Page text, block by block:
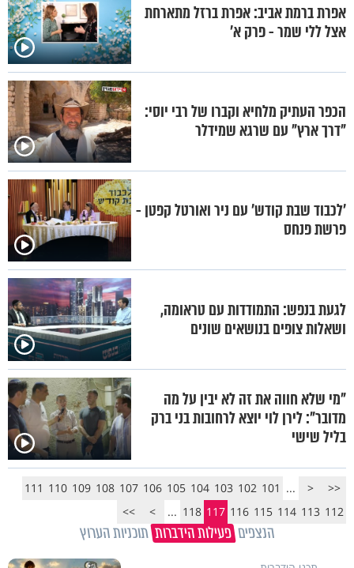
אפרת ברמת אביב: אפרת ברזל מתארחת
אצל ללי שמר - פרק א'
הכפר העתיק מלחיא וקברו של רבי יוסי:
"דרך ארץ" עם שרגא שמידלר
'לכבוד שבת קודש' עם ניר ואורטל קפטן -
פרשת פנחס
לגעת בנפש: התמודדות עם טראומה,
ושאלות צופים בנושאים שונים
"מי שלא חווה את זה לא יבין על מה
מדובר": לירן לוי יוצא לרחובות בני ברק
בליל שישי
<<
<
...
101
102
103
104
105
106
107
108
109
110
111
112
113
114
115
116
117
118
...
>
>>
הנצפים פעילות הידברות תוכניות הערוץ